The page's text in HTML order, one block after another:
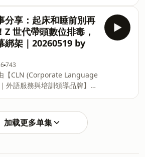
@hot.englishtopics
Reina Hsu、Lisa Zhang、
Jenny Cheung、Alice
Yuan、Derek Tu
生活趨勢等議題。讓你輕鬆聽
穩定提升你的英文實力！ 👇
集逐字稿，一起跟讀練習：
👇 填表單訂閱
，每月用簡單的英文，了解世
W1KrCoGdcE7mAMiRA
字稿一邊聽不是難事，我們在
Spotify 滿足你的需求：
Lily Wong、Lisa Zhang、
、Alice Chen、Joy Yuan、
分享：起床和睡前別再
Z 世代帶頭數位排毒，
綁架｜20260519 by
743
【CLN (Corporate Language
外語服務與培訓領導品牌】製
，穩定提升你的英文實力！ 👇
集逐字稿，一起跟讀練習：
加载更多单集